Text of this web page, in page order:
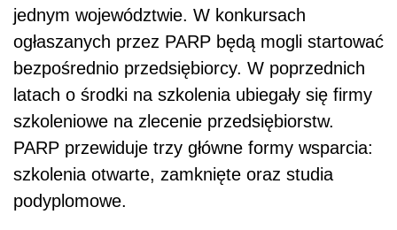
jednym województwie. W konkursach
ogłaszanych przez PARP będą mogli startować
bezpośrednio przedsiębiorcy. W poprzednich
latach o środki na szkolenia ubiegały się firmy
szkoleniowe na zlecenie przedsiębiorstw.
PARP przewiduje trzy główne formy wsparcia:
szkolenia otwarte, zamknięte oraz studia
podyplomowe.